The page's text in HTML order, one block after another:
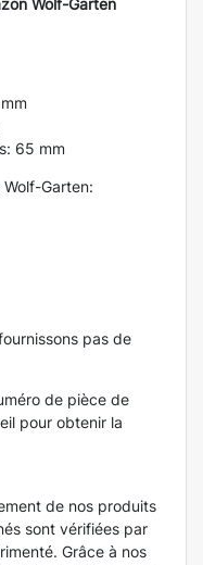
65 mm
Garten:
pas de
de pièce de
pour obtenir la
de nos produits
sont vérifiées par
Grâce à nos